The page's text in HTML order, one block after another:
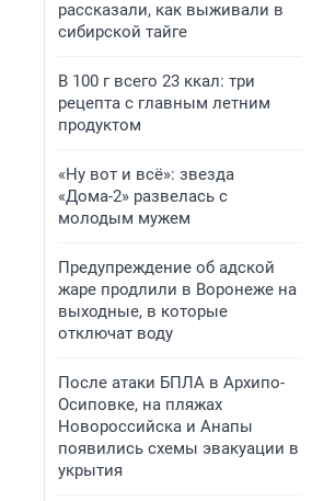
рассказали, как выживали в
сибирской тайге
В 100 г всего 23 ккал: три
рецепта с главным летним
продуктом
«Ну вот и всё»: звезда
«Дома-2» развелась с
молодым мужем
Предупреждение об адской
жаре продлили в Воронеже на
выходные, в которые
отключат воду
После атаки БПЛА в Архипо-
Осиповке, на пляжах
Новороссийска и Анапы
появились схемы эвакуации в
укрытия